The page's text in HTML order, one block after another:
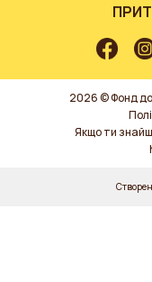
2026 © Фонд
Якщо ти